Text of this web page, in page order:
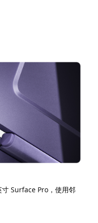
Surface Pro，使用邻